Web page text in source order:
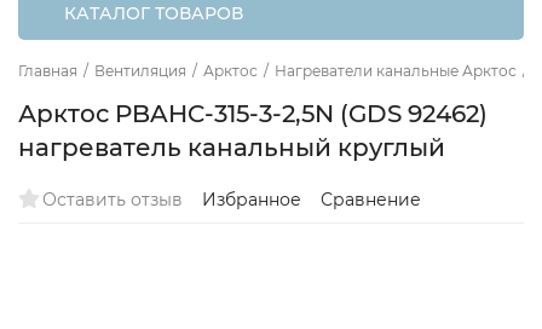
КАТАЛОГ ТОВАРОВ
Главная / Вентиляция / Арктос / Нагреватели канальные Арктос /
Арктос PBAHC-315-3-2,5N (GDS 92462)
нагреватель канальный круглый
Оставить отзыв Избранное Сравнение